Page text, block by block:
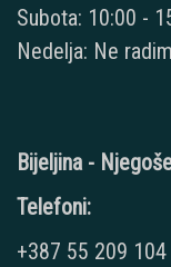
Subota: 10:00 -
Nedelja: Ne
Bijeljina -
Telefoni:
+387 55 209 104